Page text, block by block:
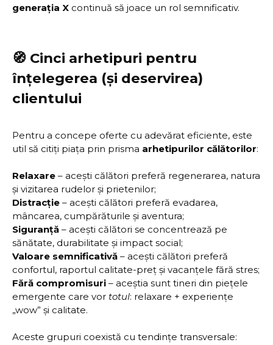
generația X continuă să joace un rol semnificativ.
🧭 Cinci arhetipuri pentru
înțelegerea (și deservirea)
clientului
Pentru a concepe oferte cu adevărat eficiente, este
util să citiți piața prin prisma arhetipurilor călătorilor:
Relaxare – acești călători preferă regenerarea, natura
și vizitarea rudelor și prietenilor;
Distracție – acești călători preferă evadarea,
mâncarea, cumpărăturile și aventura;
Siguranță – acești călători se concentrează pe
sănătate, durabilitate și impact social;
Valoare semnificativă – acești călători preferă
confortul, raportul calitate-preț și vacanțele fără stres;
Fără compromisuri – aceștia sunt tineri din piețele
emergente care vor totul: relaxare + experiențe
„wow” și calitate.
Aceste grupuri coexistă cu tendințe transversale: